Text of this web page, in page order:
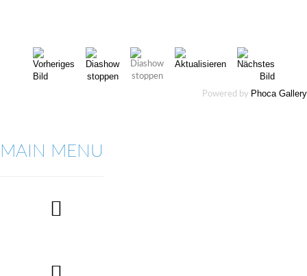
Powered by Phoca Gallery
MAIN MENU